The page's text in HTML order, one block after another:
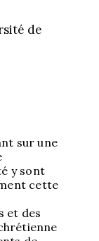
de
sur une
y sont
cette
et des